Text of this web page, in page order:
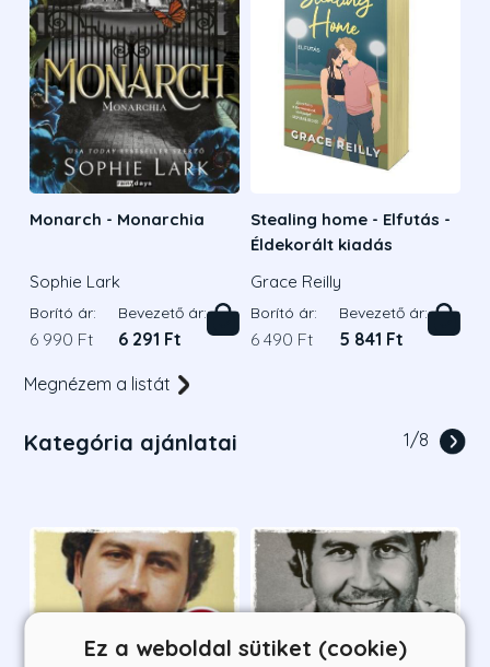
Monarch - Monarchia
Sophie Lark
Borító ár:
6 990 Ft
Bevezető ár:
6 291 Ft
Stealing home - Elfutás -
Éldekorált kiadás
Grace Reilly
Borító ár:
6 490 Ft
Bevezető ár:
5 841 Ft
Megnézem a listát
Kategória ajánlatai 1/8
Ez a weboldal sütiket (cookie)